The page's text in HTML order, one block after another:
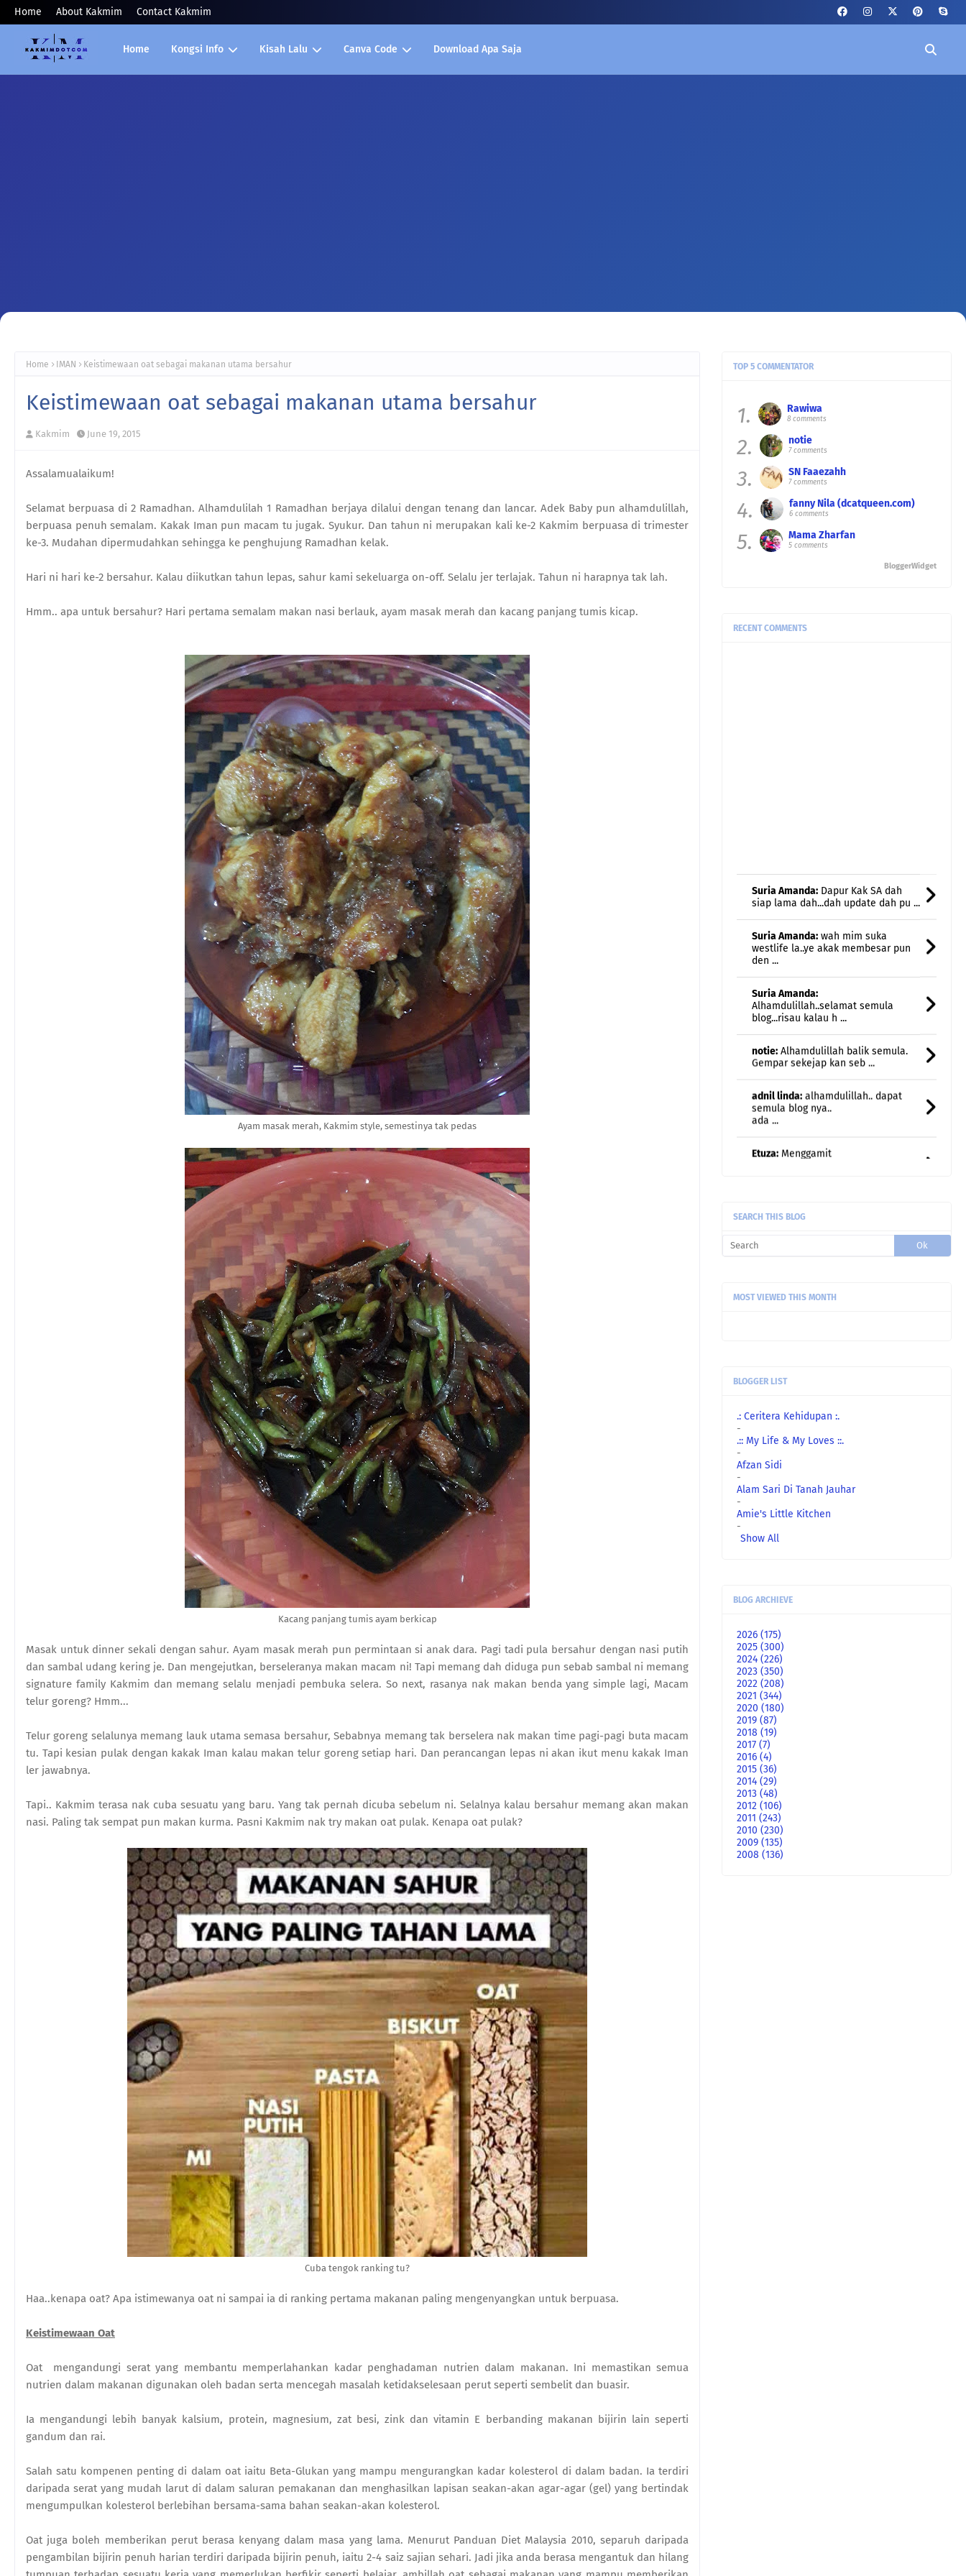
Home About Kakmim Contact Kakmim
Home Kongsi Info Kisah Lalu Canva Code Download Apa Saja
Home IMAN Keistimewaan oat sebagai makanan utama bersahur
Keistimewaan oat sebagai makanan utama bersahur
Kakmim June 19, 2015
Assalamualaikum!
Selamat berpuasa di 2 Ramadhan. Alhamdulilah 1 Ramadhan berjaya dilalui dengan tenang dan lancar. Adek Baby pun alhamdulillah,
berpuasa penuh semalam. Kakak Iman pun macam tu jugak. Syukur. Dan tahun ni merupakan kali ke-2 Kakmim berpuasa di trimester
ke-3. Mudahan dipermudahkan sehingga ke penghujung Ramadhan kelak.
Hari ni hari ke-2 bersahur. Kalau diikutkan tahun lepas, sahur kami sekeluarga on-off. Selalu jer terlajak. Tahun ni harapnya tak lah.
Hmm.. apa untuk bersahur? Hari pertama semalam makan nasi berlauk, ayam masak merah dan kacang panjang tumis kicap.
Ayam masak merah, Kakmim style, semestinya tak pedas
Kacang panjang tumis ayam berkicap
Masak untuk dinner sekali dengan sahur. Ayam masak merah pun permintaan si anak dara. Pagi tadi pula bersahur dengan nasi putih
dan sambal udang kering je. Dan mengejutkan, berseleranya makan macam ni! Tapi memang dah diduga pun sebab sambal ni memang
signature family Kakmim dan memang selalu menjadi pembuka selera. So next, rasanya nak makan benda yang simple lagi, Macam
telur goreng? Hmm...
Telur goreng selalunya memang lauk utama semasa bersahur, Sebabnya memang tak berselera nak makan time pagi-pagi buta macam
tu. Tapi kesian pulak dengan kakak Iman kalau makan telur goreng setiap hari. Dan perancangan lepas ni akan ikut menu kakak Iman
ler jawabnya.
Tapi.. Kakmim terasa nak cuba sesuatu yang baru. Yang tak pernah dicuba sebelum ni. Selalnya kalau bersahur memang akan makan
nasi. Paling tak sempat pun makan kurma. Pasni Kakmim nak try makan oat pulak. Kenapa oat pulak?
Cuba tengok ranking tu?
Haa..kenapa oat? Apa istimewanya oat ni sampai ia di ranking pertama makanan paling mengenyangkan untuk berpuasa.
Keistimewaan Oat
Oat mengandungi serat yang membantu memperlahankan kadar penghadaman nutrien dalam makanan. Ini memastikan semua
nutrien dalam makanan digunakan oleh badan serta mencegah masalah ketidakselesaan perut seperti sembelit dan buasir.
Ia mengandungi lebih banyak kalsium, protein, magnesium, zat besi, zink dan vitamin E berbanding makanan bijirin lain seperti
gandum dan rai.
Salah satu kompenen penting di dalam oat iaitu Beta-Glukan yang mampu mengurangkan kadar kolesterol di dalam badan. Ia terdiri
daripada serat yang mudah larut di dalam saluran pemakanan dan menghasilkan lapisan seakan-akan agar-agar (gel) yang bertindak
mengumpulkan kolesterol berlebihan bersama-sama bahan seakan-akan kolesterol.
Oat juga boleh memberikan perut berasa kenyang dalam masa yang lama. Menurut Panduan Diet Malaysia 2010, separuh daripada
pengambilan bijirin penuh harian terdiri daripada bijirin penuh, iaitu 2-4 saiz sajian sehari. Jadi jika anda berasa mengantuk dan hilang
TOP 5 COMMENTATOR
1. Rawiwa
8 comments
2. notie
7 comments
3. SN Faaezahh
7 comments
4. fanny Nila (dcatqueen.com)
6 comments
5. Mama Zharfan
5 comments
BloggerWidget
RECENT COMMENTS
westlife la..ye akak membesar pun
den ...
Suria Amanda:
Alhamdulillah..selamat semula
blog...risau kalau h ...
notie:Alhamdulillah balik semula.
Gempar sekejap kan seb ...
adnil linda: alhamdulillah.. dapat
semula blog nya..
ada ...
memori..nostalgia..halwa teliga
damai ja ...
akak sukaaaaa🥰🤗
huhu
SEARCH THIS BLOG
MOST VIEWED THIS MONTH
BLOGGER LIST
.: Ceritera Kehidupan :.
-
.:: My Life & My Loves ::.
-
Afzan Sidi
-
Alam Sari Di Tanah Jauhar
-
Amie's Little Kitchen
-
Show All
BLOG ARCHIEVE
2026 (175)
2025 (300)
2024 (226)
2023 (350)
2022 (208)
2021 (344)
2020 (180)
2019 (87)
2018 (19)
2017 (7)
2016 (4)
2015 (36)
2014 (29)
2013 (48)
2012 (106)
2011 (243)
2010 (230)
2009 (135)
2008 (136)